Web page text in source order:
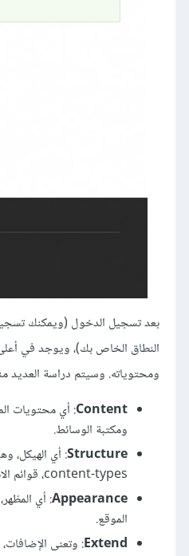
بعد تسجيل الدخول (ويمكنك
ومحتوياته. وسيتم دراسة العديد
Content: أي محتويات
ومكتبة الوسائط.
Structure
content-types، قوائم الانتقال menus، وكذلك التصنيفات taxonomies.
Appearance
الموقع.
Extend: وتعنى